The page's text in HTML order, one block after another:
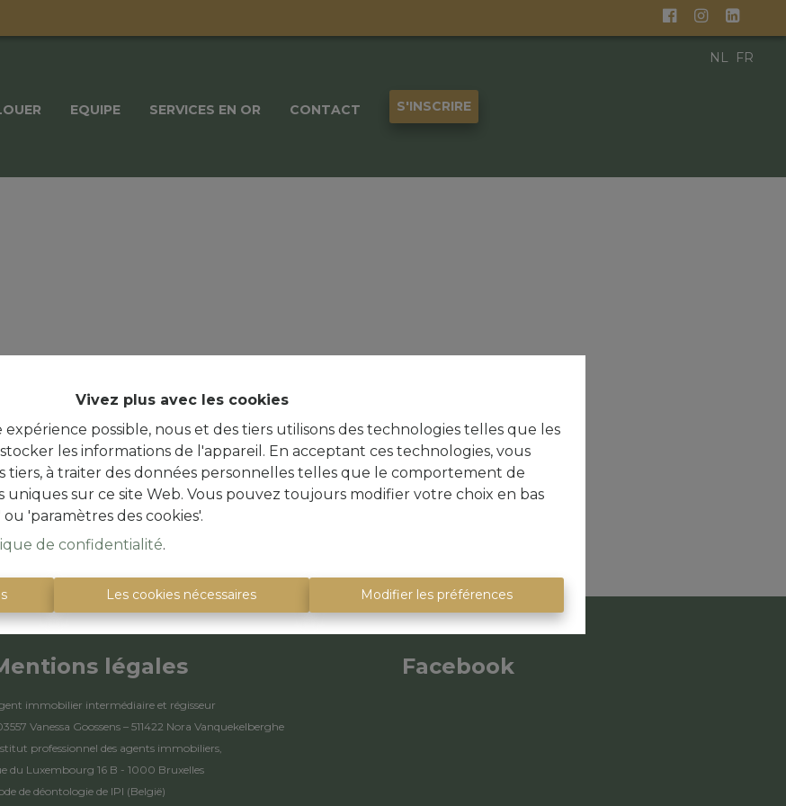
Vivez plus avec les cookies
possible, nous et des tiers utilisons des technologies telles que les
les informations de l'appareil. En acceptant ces technologies, vous
tiers, à traiter des données personnelles telles que le comportement de
uniques sur ce site Web. Vous pouvez toujours modifier votre choix en bas
'paramètres des cookies'.
de confidentialité.
Les cookies nécessaires Modifier les préférences
EQUIPE SERVICES EN OR CONTACT S'INSCRIRE
NL FR
légales
immobilier intermédiaire et régisseur
Vanessa Goossens – 511422 Nora Vanquekelberghe
professionnel des agents immobiliers,
du Luxembourg 16 B - 1000 Bruxelles
de déontologie de IPI (België)
Facebook